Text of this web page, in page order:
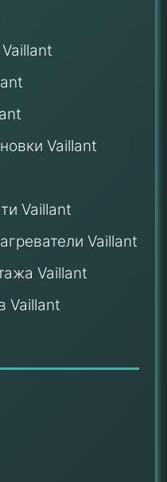
Vaillant
Vaillant
Vaillant
Vaillant
Vaillant